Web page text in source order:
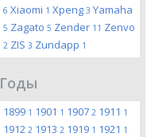
6 Xiaomi 1 Xpeng 3 Yamaha
5 Zagato 5 Zender 11 Zenvo
2 ZIS 3 Zundapp 1
Годы
1899 1 1901 1 1907 2 1911 1
1912 2 1913 2 1919 1 1921 1